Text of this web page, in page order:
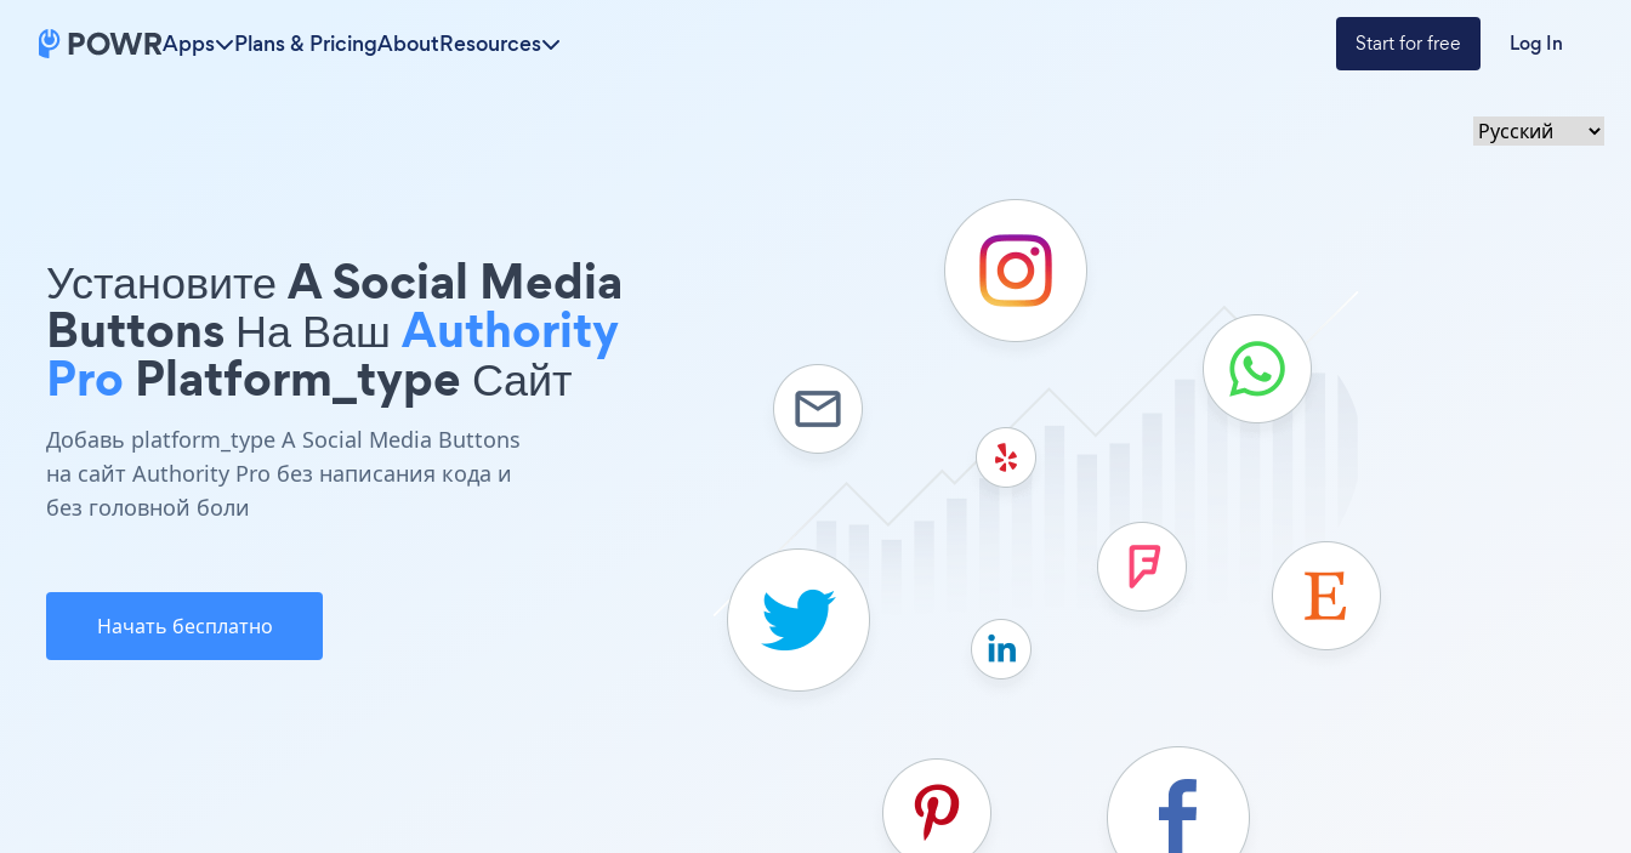
Apps Plans & PricingAboutResources Start for free Log In
Установите A Social Media
Buttons На ВашAuthority
Pro Platform_type Сайт
Добавь platform_type A Social Media Buttons
на сайт Authority Pro без написания кода и
без головной боли
Начать бесплатно